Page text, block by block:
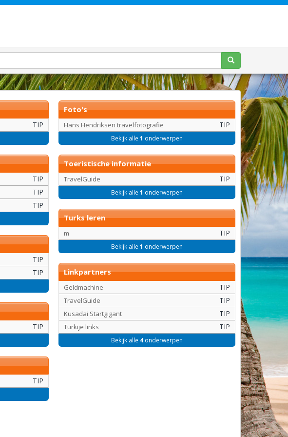
TIP
TIP
TIP
TIP
TIP
TIP
TIP
TIP
Foto's
Hans Hendriksen travelfotografie TIP
Bekijk alle1 onderwerpen
Toeristische informatie
TravelGuide TIP
Bekijk alle1 onderwerpen
Turks leren
m TIP
Bekijk alle1 onderwerpen
Linkpartners
Geldmachine TIP
TravelGuide TIP
Kusadai Startgigant TIP
Turkije links TIP
Bekijk alle 4 onderwerpen